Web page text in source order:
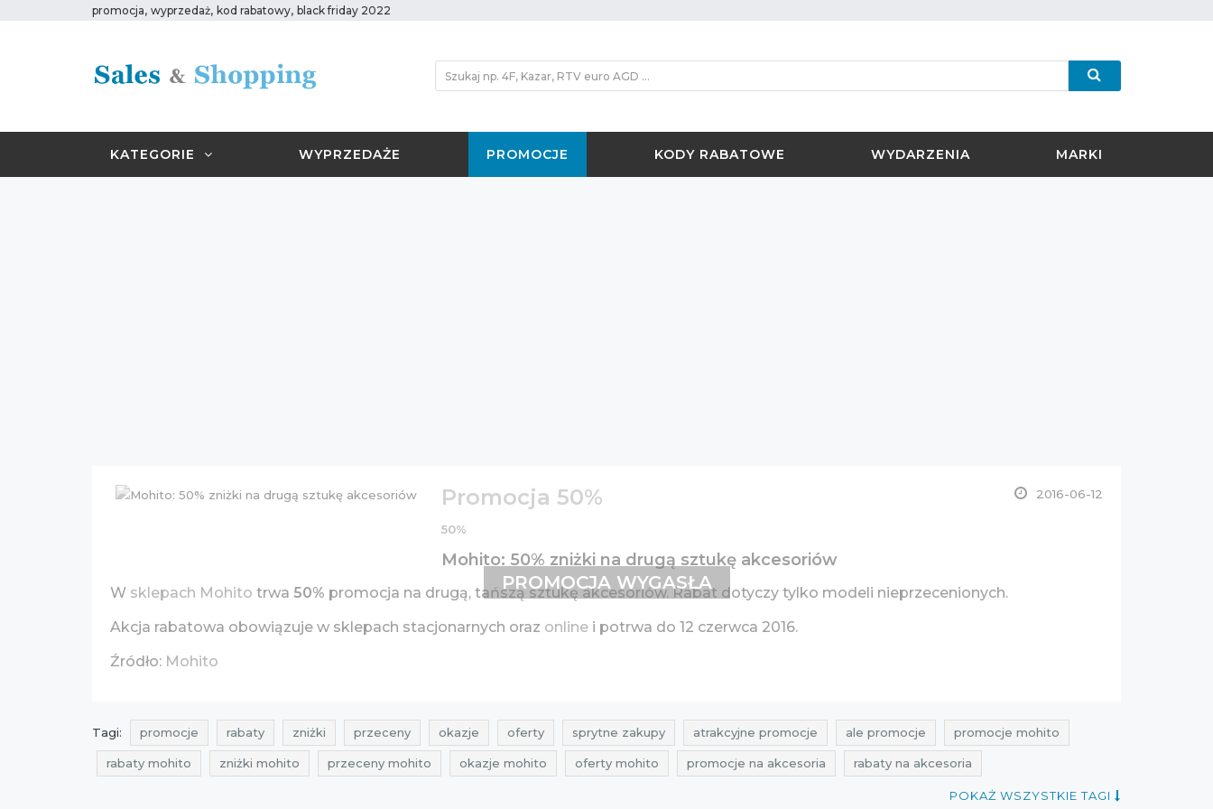
promocja, wyprzedaż, kod rabatowy, black friday 2022
KATEGORIE WYPRZEDAŻE PROMOCJE KODY RABATOWE WYDARZENIA MARKI
Promocja 50% 2016-06-12
50%
Mohito: 50% zniżki na drugą sztukę akcesoriów
W sklepach Mohito trwa 50% promocja na drugą, tańszą sztukę akcesoriów. Rabat dotyczy tylko modeli nieprzecenionych.
Akcja rabatowa obowiązuje w sklepach stacjonarnych oraz online i potrwa do 12 czerwca 2016.
Źródło: Mohito
PROMOCJA WYGASŁA
Tagi: promocje rabaty zniżki przeceny okazje oferty sprytne zakupy atrakcyjne promocje ale promocje promocje mohito
rabaty mohito zniżki mohito przeceny mohito okazje mohito oferty mohito promocje na akcesoria rabaty na akcesoria
rabaty czerwiec zniżki czerwiec
POKAŻ WSZYSTKIE TAGI